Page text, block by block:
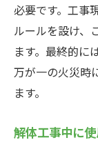
火災
保険
火災
解体
株式会社
必要です。工事
ルールを設け、
ます。最終的に
万が一の火災時
ます。
解体工事中に